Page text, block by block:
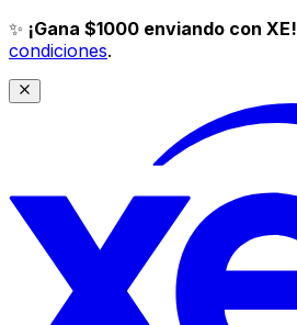
✨ ¡Gana $1000 enviando con XE!
condiciones.